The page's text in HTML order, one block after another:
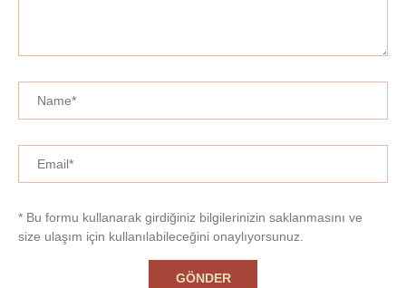
* Bu formu kullanarak girdiğiniz bilgilerinizin saklanmasını ve
size ulaşım için kullanılabileceğini onaylıyorsunuz.